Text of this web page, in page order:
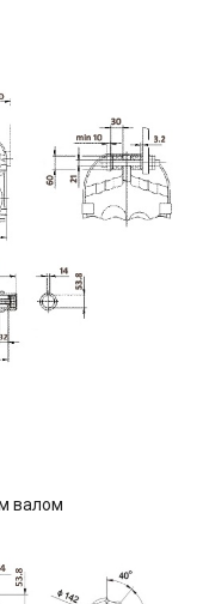
валом